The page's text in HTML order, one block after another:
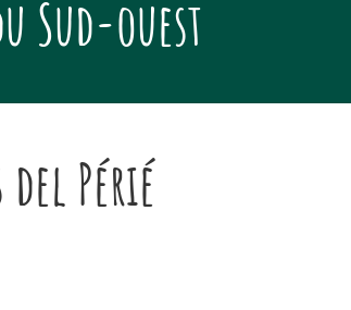
Sud-ouest
del Périé